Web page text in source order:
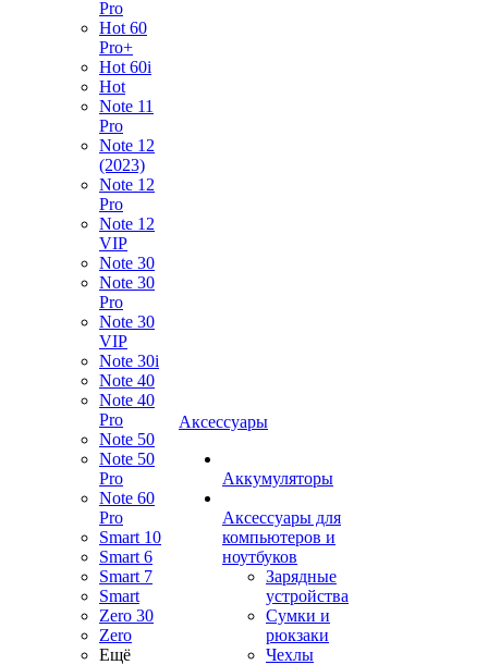
Pro
Hot 60
Pro+
Hot 60i
Hot
Note 11
Pro
Note 12
(2023)
Note 12
Pro
Note 12
VIP
Note 30
Note 30
Pro
Note 30
VIP
Note 30i
Note 40
Note 40
Pro
Note 50
Note 50
Pro
Note 60
Pro
Smart 10
Smart 6
Smart 7
Smart
Zero 30
Zero
Ещё
Аксессуары
Аккумуляторы
Аксессуары для
компьютеров и
ноутбуков
Зарядные
устройства
Сумки и
рюкзаки
Чехлы